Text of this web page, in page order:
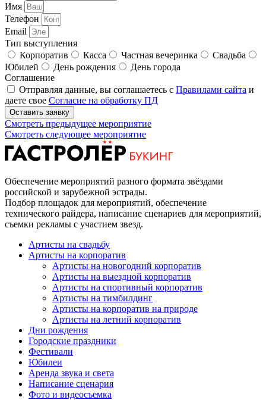
Имя
Телефон
Email
Тип выступления
Корпоратив
Касса Частная вечеринка
Свадьба
Юбилей
День рождения
День города
Соглашение
Отправляя данные, вы соглашаетесь с Правилами сайта и
даете свое Согласие на обработку ПД
Оставить заявку
Смотреть предыдущее мероприятие
Смотреть следующее мероприятие
Обеспечение мероприятий разного формата звёздами
российской и зарубежной эстрады.
Подбор площадок для мероприятий, обеспечение
технического райдера, написание сценариев для мероприятий,
съемки рекламы с участием звезд.
Артисты на свадьбу
Артисты на корпоратив
Артисты на новогодний корпоратив
Артисты на выездной корпоратив
Артисты на спортивный корпоратив
Артисты на тимбилдинг
Артисты на корпоратив на природе
Артисты на летний корпоратив
Дни рождения
Городские праздники
Фестивали
Юбилеи
Аренда звука и света
Написание сценария
Фото и видеосъемка